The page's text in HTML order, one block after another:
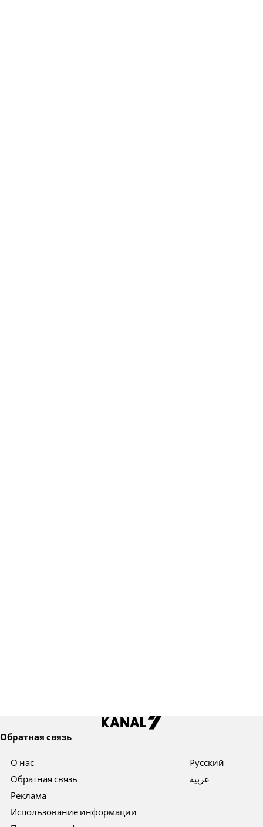
Обратная связь
О нас
Обратная связь
Реклама
Использование информации
Pусский
عربية